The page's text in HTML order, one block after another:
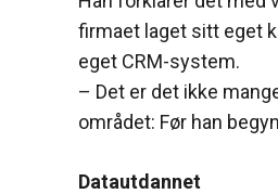
firmaet laget sitt eget
eget CRM-system.
– Det er det ikke
området: Før han
Datautdannet